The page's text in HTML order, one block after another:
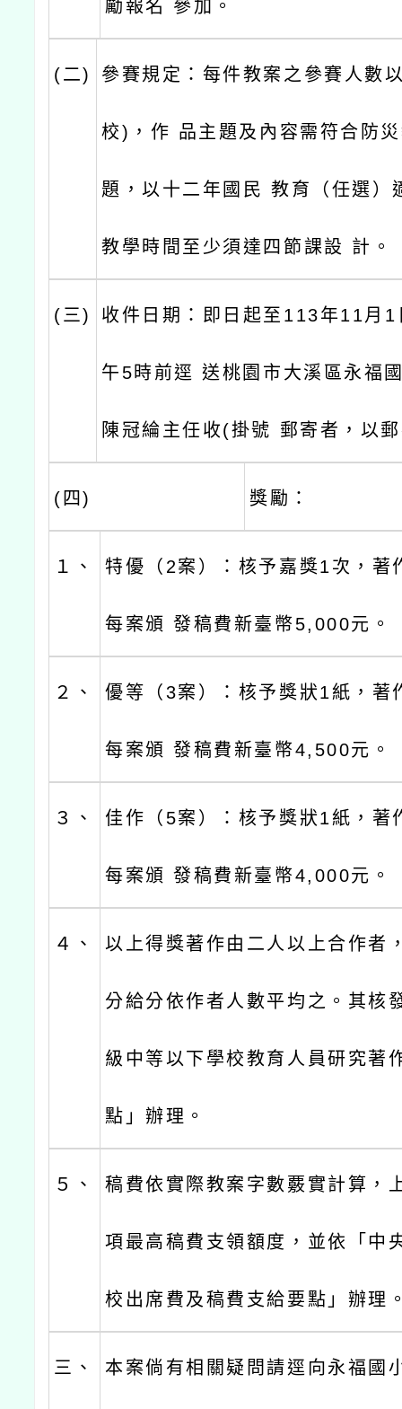
勵報名 參加。
(二) 參賽規定：每件教案之參賽人數
校)，作 品主題及內容需符合防
題，以十二年國民 教育（任選）
教學時間至少須達四節課設 計。
(三) 收件日期：即日起至113年11月
午5時前逕 送桃園市大溪區永福
陳冠綸主任收(掛號 郵寄者，以
(四) 獎勵：
１、 特優（2案）：核予嘉獎1次，著
每案頒 發稿費新臺幣5,000元。
２、 優等（3案）：核予獎狀1紙，著
每案頒 發稿費新臺幣4,500元。
３、 佳作（5案）：核予獎狀1紙，著
每案頒 發稿費新臺幣4,000元。
４、 以上得獎著作由二人以上合作者
分給分依作者人數平均之。其核
級中等以下學校教育人員研究著
點」辦理。
５、 稿費依實際教案字數覈實計算，
項最高稿費支領額度，並依「中
校出席費及稿費支給要點」辦理
三、 本案倘有相關疑問請逕向永福國